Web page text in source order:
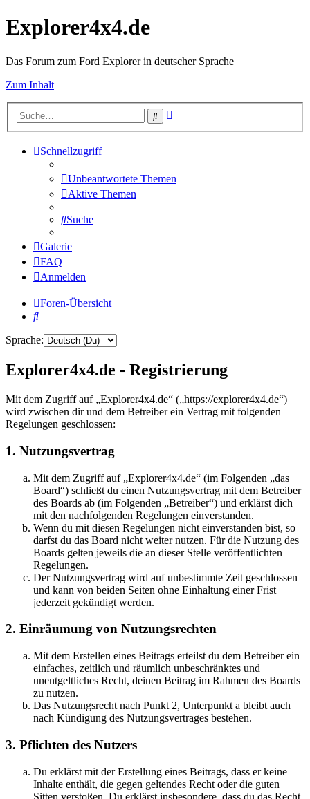
Explorer4x4.de
Das Forum zum Ford Explorer in deutscher Sprache
Zum Inhalt
Suche
Schnellzugriff
Unbeantwortete Themen
Aktive Themen
Suche
Galerie
FAQ
Anmelden
Foren-Übersicht
Suche
Sprache:
Explorer4x4.de - Registrierung
Mit dem Zugriff auf „Explorer4x4.de“ („https://explorer4x4.de“)
wird zwischen dir und dem Betreiber ein Vertrag mit folgenden
Regelungen geschlossen:
1. Nutzungsvertrag
Mit dem Zugriff auf „Explorer4x4.de“ (im Folgenden „das
Board“) schließt du einen Nutzungsvertrag mit dem Betreiber
des Boards ab (im Folgenden „Betreiber“) und erklärst dich
mit den nachfolgenden Regelungen einverstanden.
Wenn du mit diesen Regelungen nicht einverstanden bist, so
darfst du das Board nicht weiter nutzen. Für die Nutzung des
Boards gelten jeweils die an dieser Stelle veröffentlichten
Regelungen.
Der Nutzungsvertrag wird auf unbestimmte Zeit geschlossen
und kann von beiden Seiten ohne Einhaltung einer Frist
jederzeit gekündigt werden.
2. Einräumung von Nutzungsrechten
Mit dem Erstellen eines Beitrags erteilst du dem Betreiber ein
einfaches, zeitlich und räumlich unbeschränktes und
unentgeltliches Recht, deinen Beitrag im Rahmen des Boards
zu nutzen.
Das Nutzungsrecht nach Punkt 2, Unterpunkt a bleibt auch
nach Kündigung des Nutzungsvertrages bestehen.
3. Pflichten des Nutzers
Du erklärst mit der Erstellung eines Beitrags, dass er keine
Inhalte enthält, die gegen geltendes Recht oder die guten
Sitten verstoßen. Du erklärst insbesondere, dass du das Recht